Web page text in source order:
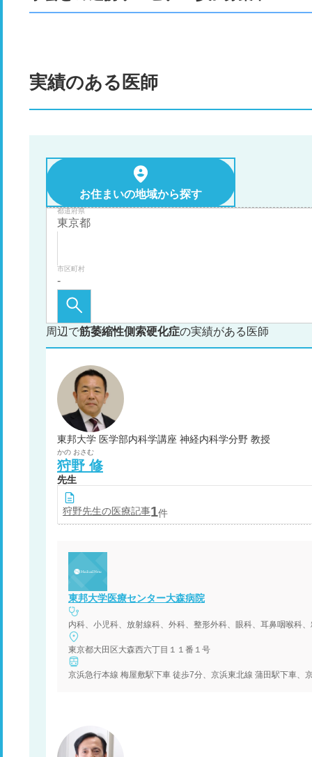
実績のある医師
お住まいの地域から探す
都道府県
市区町村
周辺で筋萎縮性側索硬化症の実績がある医師
東邦大学 医学部内科学講座 神経内科学分野 教授
かの おさむ
狩野 修
先生
狩野先生の医療記事1件
東邦大学医療センター大森病院
東京都大田区大森西六丁目１１番１号